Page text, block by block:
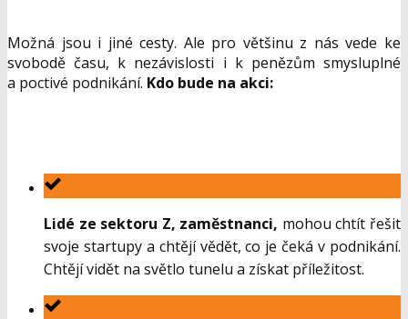
Možná jsou i jiné cesty. Ale pro většinu z nás vede ke
svobodě času, k nezávislosti i k penězům smysluplné
a poctivé podnikání. Kdo bude na akci:
Lidé ze sektoru Z, zaměstnanci, mohou chtít řešit
svoje startupy a chtějí vědět, co je čeká v podnikání.
Chtějí vidět na světlo tunelu a získat příležitost.